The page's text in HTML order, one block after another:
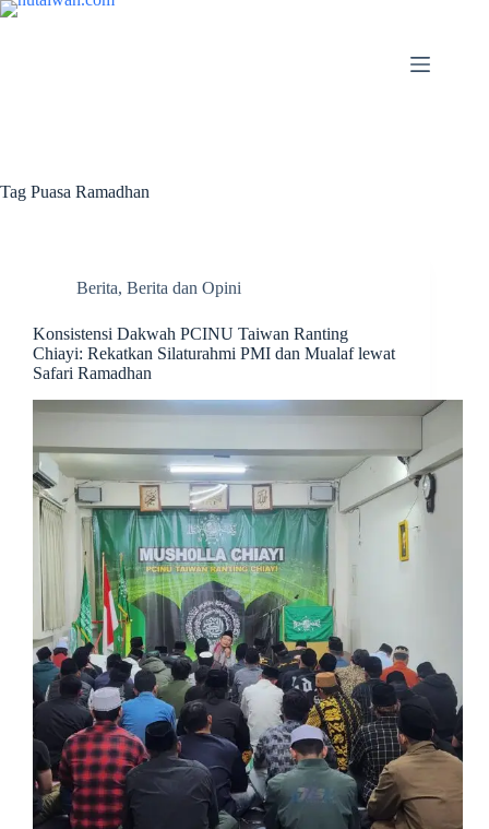
Tag Puasa Ramadhan
Berita, Berita dan Opini
Konsistensi Dakwah PCINU Taiwan Ranting
Chiayi: Rekatkan Silaturahmi PMI dan Mualaf lewat
Safari Ramadhan